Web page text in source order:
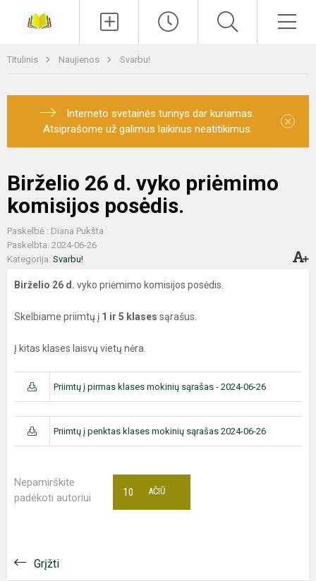
Titulinis Naujienos Svarbu!
Interneto svetainės turinys dar kuriamas.
Atsiprašome už galimus laikinus neatitikimus.
×
Birželio 26 d. vyko priėmimo
komisijos posėdis.
Paskelbė : Diana Pukšta
Paskelbta: 2024-06-26
Kategorija: Svarbu!
Birželio 26 d. vyko priėmimo komisijos posėdis.
Skelbiame priimtų į 1 ir 5 klases sąrašus.
Į kitas klases laisvų vietų nėra.
Priimtų į pirmas klases mokinių sąrašas - 2024-06-26
Priimtų į penktas klases mokinių sąrašas 2024-06-26
Nepamirškite
padėkoti autoriui
AČIŪ
10
Grįžti